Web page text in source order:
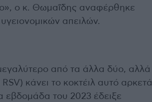
ο κ. Θωμαΐδης αναφέρθηκε
απειλών.
από τα άλλα δύο, αλλά
κάνει το κοκτέιλ αυτό αρκετά
εβδομάδα του 2023 έδειξε